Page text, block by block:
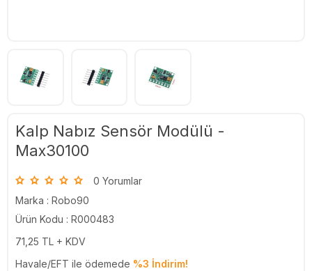
Kalp Nabız Sensör Modülü -
Max30100
0 Yorumlar
Marka : Robo90
Ürün Kodu : R000483
71,25 TL + KDV
Havale/EFT ile ödemede %3 İndirim!